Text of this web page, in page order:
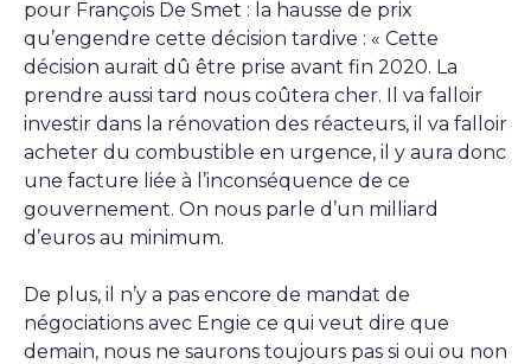
pour François De Smet : la hausse de prix
qu’engendre cette décision tardive : « Cette
décision aurait dû être prise avant fin 2020. La
prendre aussi tard nous coûtera cher. Il va falloir
investir dans la rénovation des réacteurs, il va falloir
acheter du combustible en urgence, il y aura donc
une facture liée à l’inconséquence de ce
gouvernement. On nous parle d’un milliard
d’euros au minimum.
De plus, il n’y a pas encore de mandat de
négociations avec Engie ce qui veut dire que
demain, nous ne saurons toujours pas si oui ou non